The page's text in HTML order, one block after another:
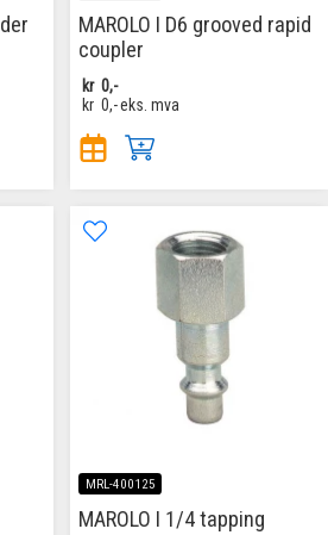
MAROLO I D6 grooved rapid
coupler
kr 0,-
kr 0,-eks. mva
MRL-400125
MAROLO I 1/4 tapping